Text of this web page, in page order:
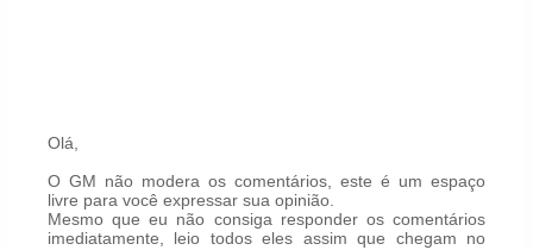
Olá,
O GM não modera os comentários, este é um espaço
livre para você expressar sua opinião.
Mesmo que eu não consiga responder os comentários
imediatamente, leio todos eles assim que chegam no